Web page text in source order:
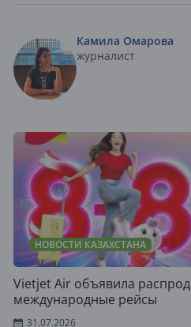
Камила Омарова
журналист
НОВОСТИ КАЗАХСТАНА
Vietjet Air объявила
международные рейсы
31.07.2026